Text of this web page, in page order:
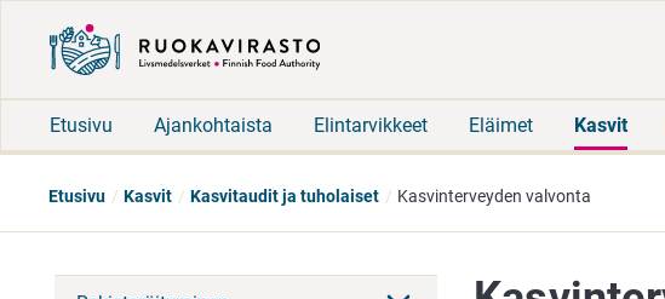
Etusivu Ajankohtaista Elintarvikkeet Eläimet Kasvit
Etusivu Kasvit Kasvitaudit ja tuholaiset Kasvinterveyden valvonta